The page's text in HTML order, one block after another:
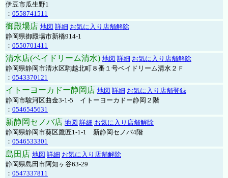
伊豆市瓜生野1
： 0558741511
御殿場店 地図 詳細 お気に入り店舗解除
静岡県御殿場市新橋914-1
： 0550701411
清水店(ベイドリーム清水) 地図 詳細 お気に入り店舗解除
静岡県静岡市清水区駒越北町８番１号ベイドリーム清水２Ｆ
： 0543370121
イトーヨーカドー静岡店 地図 詳細 お気に入り店舗登録
静岡市駿河区曲金3-1-5 イトーヨーカドー静岡２階
： 0546545631
新静岡セノバ店 地図 詳細 お気に入り店舗解除
静岡県静岡市葵区鷹匠1-1-1 新静岡セノバ4階
： 0546533301
島田店 地図 詳細 お気に入り店舗解除
静岡県島田市阿知ヶ谷63-29
： 0547337811